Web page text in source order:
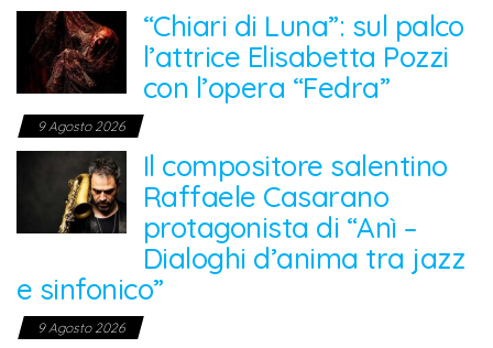
“Chiari di Luna”: sul palco
l’attrice Elisabetta Pozzi
con l’opera “Fedra”
9 Agosto 2026
Il compositore salentino
Raffaele Casarano
protagonista di “Anì –
Dialoghi d’anima tra jazz
e sinfonico”
9 Agosto 2026